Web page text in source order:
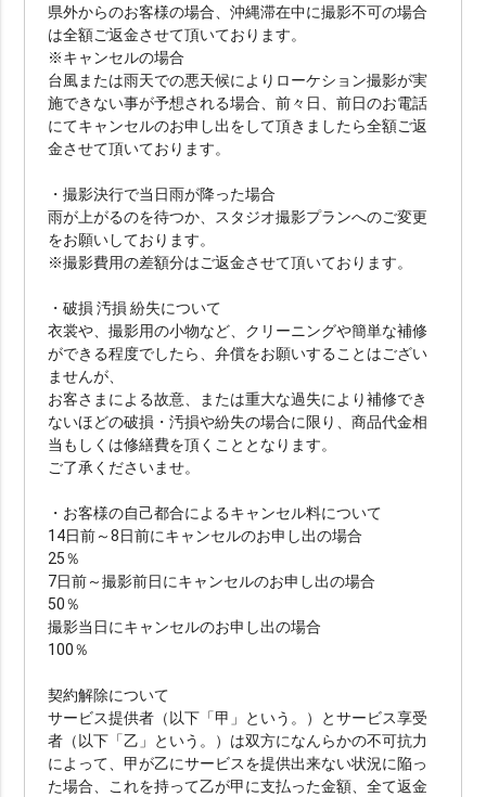
県外からのお客様の場合、沖縄滞在中に撮影不可の場合
は全額ご返金させて頂いております。
※キャンセルの場合
台風または雨天での悪天候によりローケション撮影が実
施できない事が予想される場合、前々日、前日のお電話
にてキャンセルのお申し出をして頂きましたら全額ご返
金させて頂いております。
・撮影決行で当日雨が降った場合
雨が上がるのを待つか、スタジオ撮影プランへのご変更
をお願いしております。
※撮影費用の差額分はご返金させて頂いております。
・破損 汚損 紛失について
衣裳や、撮影用の小物など、クリーニングや簡単な補修
ができる程度でしたら、弁償をお願いすることはござい
ませんが、
お客さまによる故意、または重大な過失により補修でき
ないほどの破損・汚損や紛失の場合に限り、商品代金相
当もしくは修繕費を頂くこととなります。
ご了承くださいませ。
・お客様の自己都合によるキャンセル料について
14日前～8日前にキャンセルのお申し出の場合
25％
7日前～撮影前日にキャンセルのお申し出の場合
50％
撮影当日にキャンセルのお申し出の場合
100％
契約解除について
サービス提供者（以下「甲」という。）とサービス享受
者（以下「乙」という。）は双方になんらかの不可抗力
によって、甲が乙にサービスを提供出来ない状況に陥っ
た場合、これを持って乙が甲に支払った金額、全て返金